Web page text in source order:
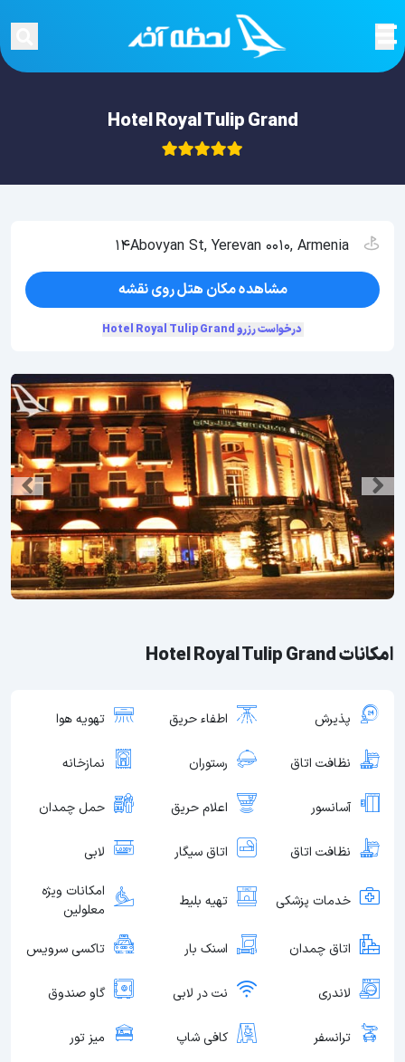
Hotel Royal Tulip Grand
امکانات Hotel Royal Tulip Grand
پذیرش اطفاء حریق تهویه هوا
نظافت اتاق رستوران نمازخانه
آسانسور اعلام حریق حمل چمدان
نظافت اتاق اتاق سیگار لابی
خدمات پزشکی تهیه بلیط
امکانات ویژه
معلولین
اتاق چمدان اسنک بار تاکسی سرویس
لاندری نت در لابی گاو صندوق
ترانسفر کافی شاپ میز تور
14Abovyan St, Yerevan 0010, Armenia
مشاهده مکان هتل روی نقشه
درخواست رزرو Hotel Royal Tulip Grand